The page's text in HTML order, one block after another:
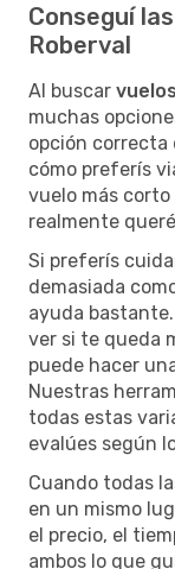
Conseguí
Roberval
Al buscar
muchas
opción correcta
cómo preferís
vuelo más
realmente
Si preferís
demasiada
ayuda
ver si te queda
puede hacer
Nuestras
todas estas
evalúes según
Cuando todas
en un mismo
el precio, el
ambos lo que